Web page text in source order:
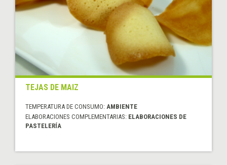
TEJAS DE MAIZ
TEMPERATURA DE CONSUMO: AMBIENTE
ELABORACIONES COMPLEMENTARIAS: ELABORACIONES DE
PASTELERÍA